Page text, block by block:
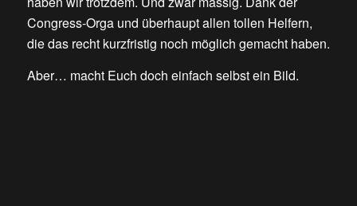
Congress-Orga und überhaupt allen tollen Helfern,
die das recht kurzfristig noch möglich gemacht haben.
Aber… macht Euch doch einfach selbst ein Bild.